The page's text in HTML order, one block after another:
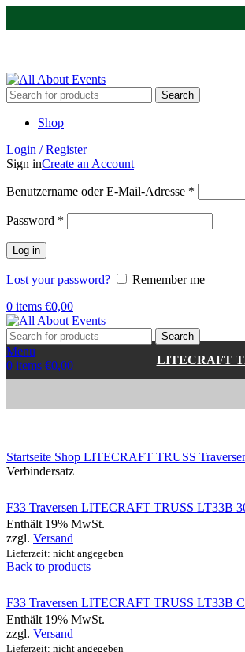
Search
Shop
Login / Register
Sign inCreate an Account
Benutzername oder E-Mail-Adresse *
Password *
Log in
Lost your password?
Remember me
0 items €0,00
Search
Menu
0 items €0,00 LITECRAFT
Startseite Shop LITECRAFT TRUSS
Verbindersatz
F33 Traversen LITECRAFT TRUSS LT33B
Enthält 19% MwSt.
zzgl. Versand
Lieferzeit: nicht angegeben
Back to products
F33 Traversen LITECRAFT TRUSS LT33B
Enthält 19% MwSt.
zzgl. Versand
Lieferzeit: nicht angegeben